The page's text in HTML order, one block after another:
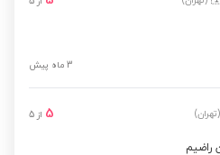
3 ماه پیش
(تهران) 5 از 5
راضیم